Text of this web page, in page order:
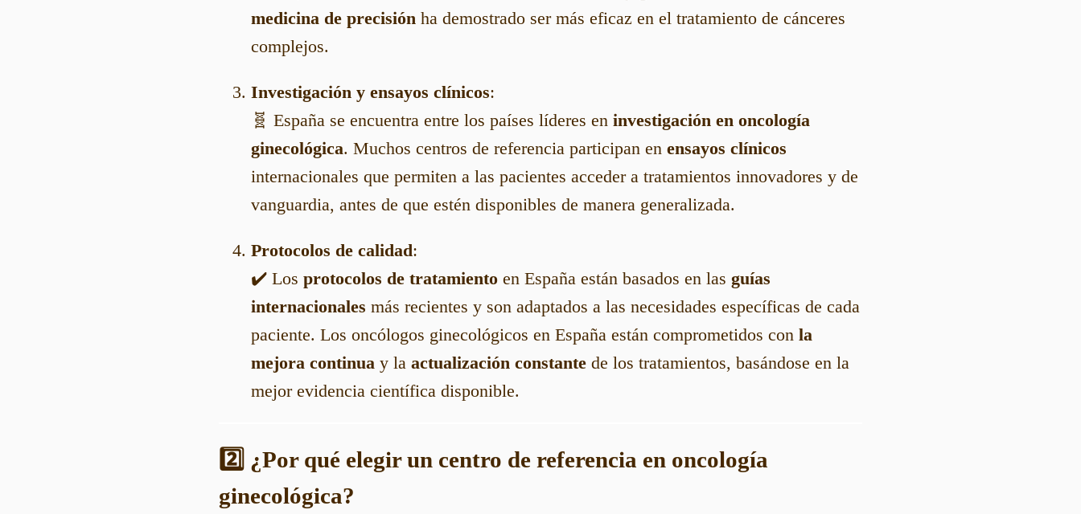
medicina de precisión ha demostrado ser más eficaz en el tratamiento de cánceres
complejos.
Investigación y ensayos clínicos:
🧬 España se encuentra entre los países líderes en investigación en oncología
ginecológica. Muchos centros de referencia participan en ensayos clínicos
internacionales que permiten a las pacientes acceder a tratamientos innovadores y de
vanguardia, antes de que estén disponibles de manera generalizada.
Protocolos de calidad:
✔️ Los protocolos de tratamiento en España están basados en las guías
internacionales más recientes y son adaptados a las necesidades específicas de cada
paciente. Los oncólogos ginecológicos en España están comprometidos con la
mejora continua y la actualización constante de los tratamientos, basándose en la
mejor evidencia científica disponible.
2️⃣ ¿Por qué elegir un centro de referencia en oncología
ginecológica?